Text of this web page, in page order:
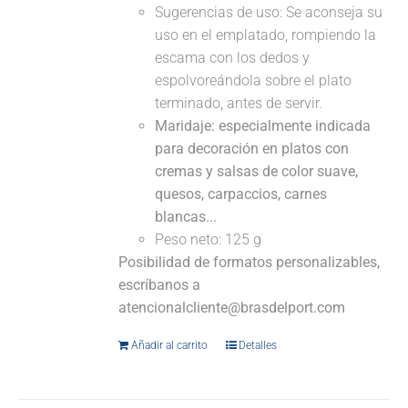
Sugerencias de uso: Se aconseja su
uso en el emplatado, rompiendo la
escama con los dedos y
espolvoreándola sobre el plato
terminado, antes de servir.
Maridaje: especialmente indicada
para decoración en platos con
cremas y salsas de color suave,
quesos, carpaccios, carnes
blancas...
Peso neto: 125 g
Posibilidad de formatos personalizables,
escríbanos a
atencionalcliente@brasdelport.com
Añadir al carrito Detalles